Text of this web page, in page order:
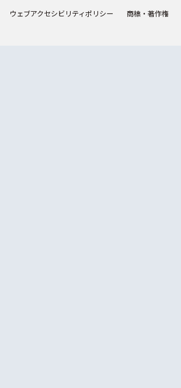
ウェブアクセシビリティポリシー 商標・著作権